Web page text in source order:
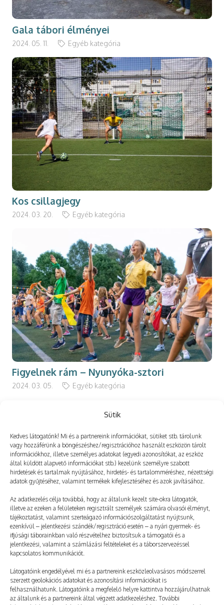
Sütik
Kedves látogatónk! Mi és a partnereink információkat, sütiket stb. tárolunk
vagy hozzáférünk a böngészéshez/regisztrációhoz használt eszközön tárolt
információkhoz, illetve személyes adatokat (egyedi azonosítókat, az eszköz
által küldött alapvető információkat stb.) kezelünk személyre szabott
hirdetések és tartalmak nyújtásához, hirdetés- és tartalomméréshez, nézettségi
adatok gyűjtéséhez, valamint termékek kifejlesztéséhez és azok javításához.
Az adatkezelés célja továbbá, hogy az általunk kezelt site-okra látogatók,
illetve az ezeken a felületeken regisztrált személyek számára olvasói élményt,
tájékoztatást, valamint szerteágazó információszolgáltatást nyújtsunk,
ezenkívül – jelentkezési szándék/regisztráció esetén – a nyári gyermek- és
ifjúsági táborainkban való részvételhez biztosítsuk a támogatói és a
jelentkezési, valamint a számlázási feltételeket és a táborszervezéssel
kapcsolatos kommunikációt.
Látogatóink engedélyével mi és a partnereink eszközleolvasásos módszerrel
szerzett geolokációs adatokat és azonosítási információkat is
felhasználhatunk. Látogatóink a megfelelő helyre kattintva hozzájárulhatnak
az általunk és a partnereink által végzett adatkezeléshez. További
Gala tábori élményei
2024. 05. 11. Egyéb kategória
Kos csillagjegy
2024. 03. 20. Egyéb kategória
Figyelnek rám – Nyunyóka-sztori
2024. 03. 05. Egyéb kategória
Még több